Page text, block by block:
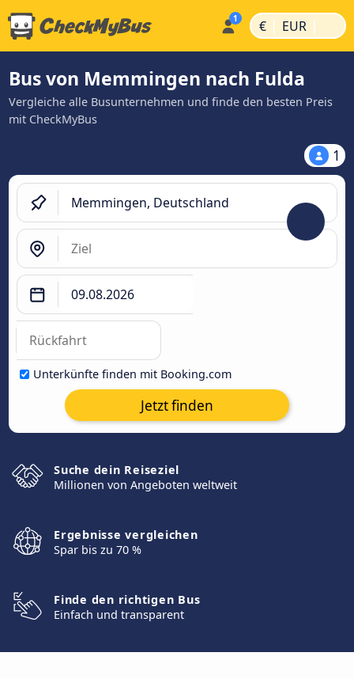
€ | EUR |
Bus von Memmingen nach Fulda
Vergleiche alle Busunternehmen und finde den besten Preis
mit CheckMyBus
1
Unterkünfte finden mit Booking.com
Jetzt finden
Suche dein Reiseziel
Millionen von Angeboten weltweit
Ergebnisse vergleichen
Spar bis zu 70 %
Finde den richtigen Bus
Einfach und transparent